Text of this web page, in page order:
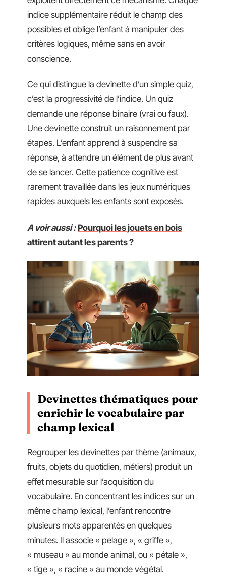
indice supplémentaire réduit le champ des
possibles et oblige l’enfant à manipuler des
critères logiques, même sans en avoir
conscience.
Ce qui distingue la devinette d’un simple quiz,
c’est la progressivité de l’indice. Un quiz
demande une réponse binaire (vrai ou faux).
Une devinette construit un raisonnement par
étapes. L’enfant apprend à suspendre sa
réponse, à attendre un élément de plus avant
de se lancer. Cette patience cognitive est
rarement travaillée dans les jeux numériques
rapides auxquels les enfants sont exposés.
A voir aussi : Pourquoi les jouets en bois
attirent autant les parents ?
Devinettes thématiques pour
enrichir le vocabulaire par
champ lexical
Regrouper les devinettes par thème (animaux,
fruits, objets du quotidien, métiers) produit un
effet mesurable sur l’acquisition du
vocabulaire. En concentrant les indices sur un
même champ lexical, l’enfant rencontre
plusieurs mots apparentés en quelques
minutes. Il associe « pelage », « griffe »,
« museau » au monde animal, ou « pétale »,
« tige », « racine » au monde végétal.